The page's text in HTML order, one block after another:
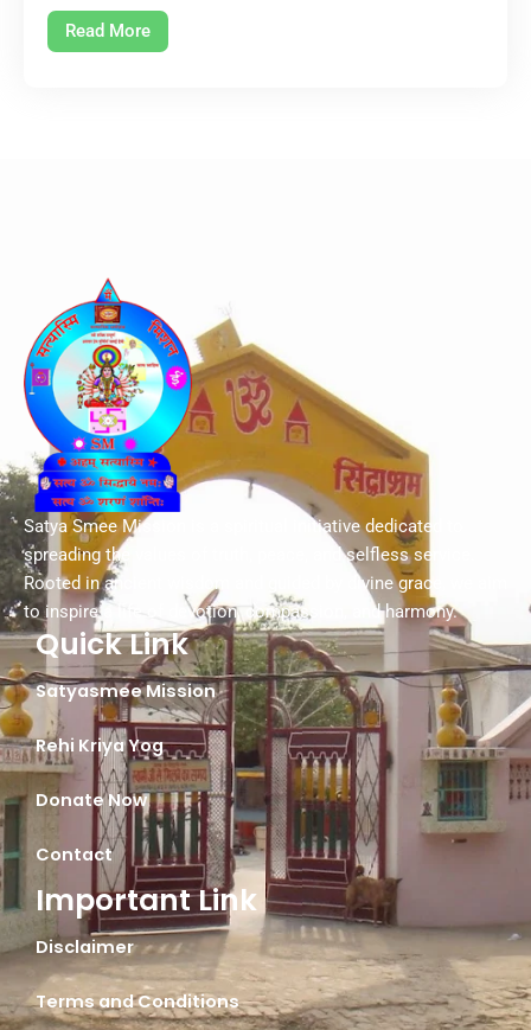
Read More
Satya Smee Mission is a spiritual initiative dedicated to
spreading the values of truth, peace, and selfless service.
Rooted in ancient wisdom and guided by divine grace, we aim
to inspire a life of devotion, compassion, and harmony.
Quick Link
Satyasmee Mission
Rehi Kriya Yog
Donate Now
Contact
Important Link
Disclaimer
Terms and Conditions